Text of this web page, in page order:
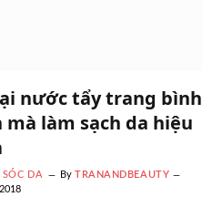
nước tẩy trang bình
mà làm sạch da hiệu
DA By TRANANDBEAUTY